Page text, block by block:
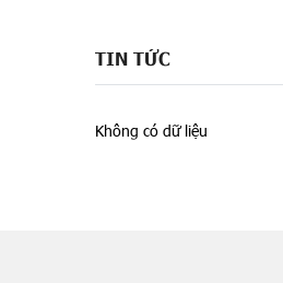
TIN TỨC
Không có dữ liệu